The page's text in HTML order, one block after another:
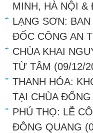
MINH, HÀ NỘI &
LẠNG SƠN:
ĐỐC CÔNG AN
CHÙA KHAI
TỪ TÂM (09/12/
THANH HÓA:
TẠI CHÙA ĐỐNG
PHÚ THỌ: LỄ
ĐÔNG QUANG